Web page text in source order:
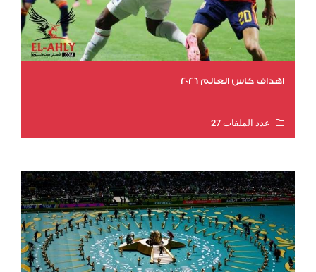
اهداف كاس العالم 2026
عدد الملفات 27